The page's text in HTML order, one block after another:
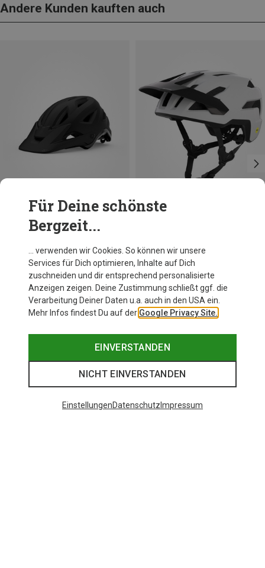
Andere Kunden kauften auch
Du sparst 31%
Für Deine schönste
Bergzeit...
… verwenden wir Cookies. So können wir unsere
Services für Dich optimieren, Inhalte auf Dich
zuschneiden und dir entsprechend personalisierte
Anzeigen zeigen. Deine Zustimmung schließt ggf. die
Verarbeitung Deiner Daten u.a. auch in den USA ein.
Mehr Infos findest Du auf der Google Privacy Site.
EINVERSTANDEN
NICHT EINVERSTANDEN
EinstellungenDatenschutz Impressum